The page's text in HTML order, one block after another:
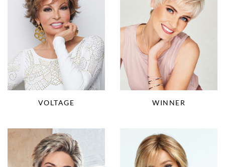
VOLTAGE WINNER